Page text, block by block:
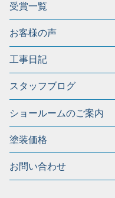
受賞一覧
お客様の声
工事日記
スタッフブログ
ショールームのご案内
塗装価格
お問い合わせ